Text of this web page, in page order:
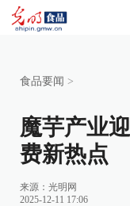
食品要闻 >
魔芋产业
费新热点
来源： 光明网
2025-12-11 17:06